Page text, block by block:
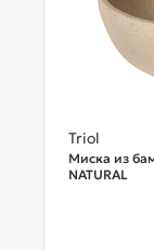
Triol
Миска из
NATURAL